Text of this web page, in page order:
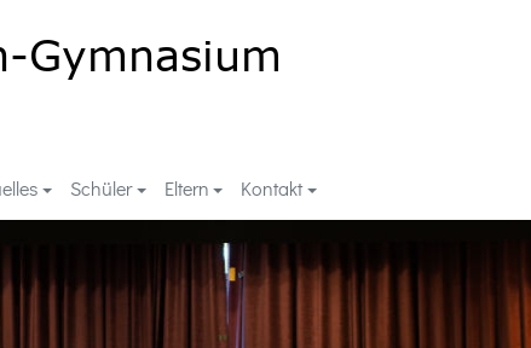
Schüler Eltern Kontakt